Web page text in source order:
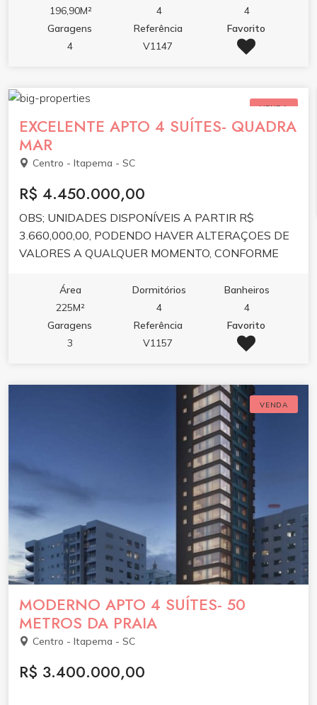
196,90M²
4
4
Garagens
4
Referência
V1147
Favorito
VENDA
EXCELENTE APTO 4 SUÍTES- QUADRA
MAR
Centro - Itapema - SC
R$ 4.450.000,00
OBS; UNIDADES DISPONÍVEIS A PARTIR R$
3.660,000,00, PODENDO HAVER ALTERAÇOES DE
VALORES A QUALQUER MOMENTO, CONFORME
Área
225M²
Dormitórios
4
Banheiros
4
Garagens
3
Referência
V1157
Favorito
VENDA
MODERNO APTO 4 SUÍTES- 50
METROS DA PRAIA
Centro - Itapema - SC
R$ 3.400.000,00